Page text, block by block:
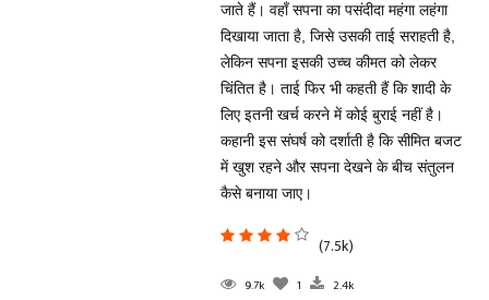
जाते हैं। वहाँ सपना का पसंदीदा महंगा लहंगा
दिखाया जाता है, जिसे उसकी ताई सराहती है,
लेकिन सपना इसकी उच्च कीमत को लेकर
चिंतित है। ताई फिर भी कहती हैं कि शादी के
लिए इतनी खर्च करने में कोई बुराई नहीं है।
कहानी इस संघर्ष को दर्शाती है कि सीमित बजट
में खुश रहने और सपना देखने के बीच संतुलन
कैसे बनाया जाए।
(7.5k)
9.7k 1 2.4k